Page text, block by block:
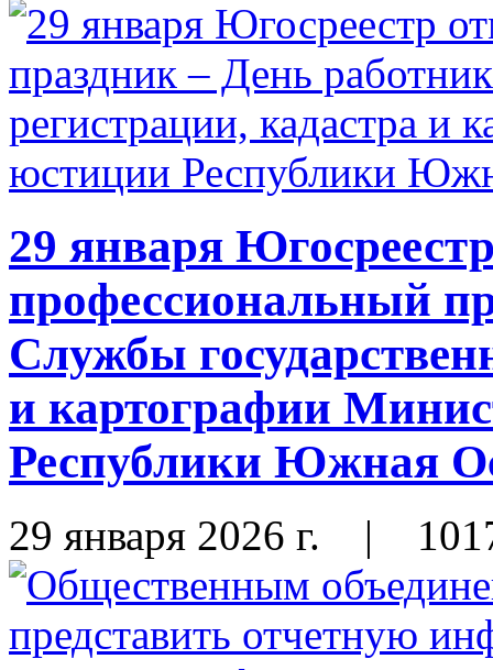
29 января
профессиональный
Службы
и картографии
Республики Южная
29 января 2026 г. |